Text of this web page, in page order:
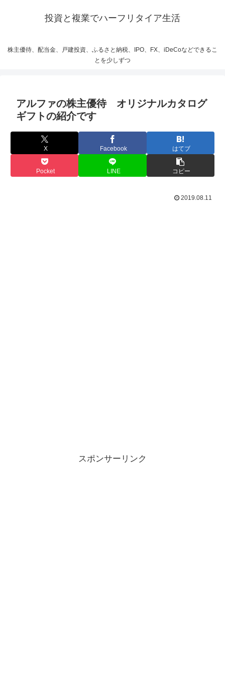
投資と複業でハーフリタイア生活
株主優待、配当金、戸建投資、ふるさと納税、IPO、FX、iDeCoなどできるこ
とを少しずつ
アルファの株主優待 オリジナルカタログ
ギフトの紹介です
X Facebook はてブ
Pocket LINE コピー
2019.08.11
スポンサーリンク